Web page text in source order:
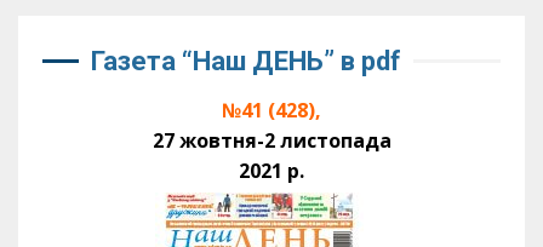
Газета “Наш ДЕНЬ” в pdf
№41 (428),
27 жовтня-2 листопада
2021 р.